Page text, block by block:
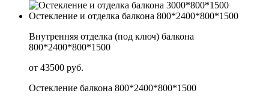
Остекление и отделка балкона 800*2400*800*1500
Внутренняя отделка (под ключ) балкона
800*2400*800*1500
от 43500 руб.
Остекление балкона 800*2400*800*1500